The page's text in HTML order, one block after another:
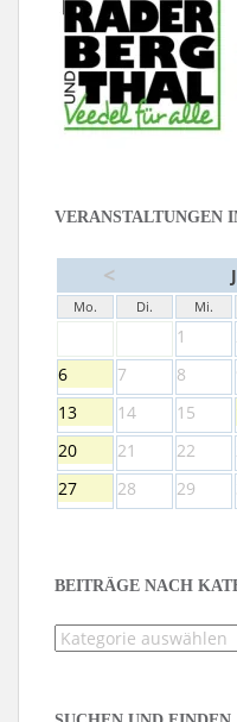
VERANSTALTUNGEN
<
Mo. Di. Mi.
1
6
7 8
13
14 15
20
21 22
27
28 29
BEITRÄGE NACH
Beiträge